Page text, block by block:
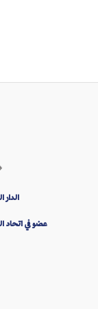
الدار
عضو في اتحاد